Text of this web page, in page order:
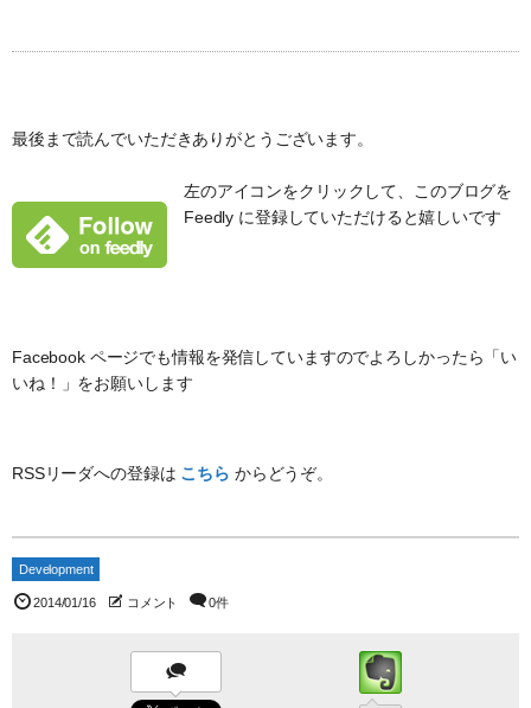
最後まで読んでいただきありがとうございます。
左のアイコンをクリックして、このブログを
Feedly に登録していただけると嬉しいです
Facebook ページでも情報を発信していますのでよろしかったら「い
いね！」をお願いします
RSSリーダへの登録は こちら からどうぞ。
Development
2014/01/16 コメント 0件